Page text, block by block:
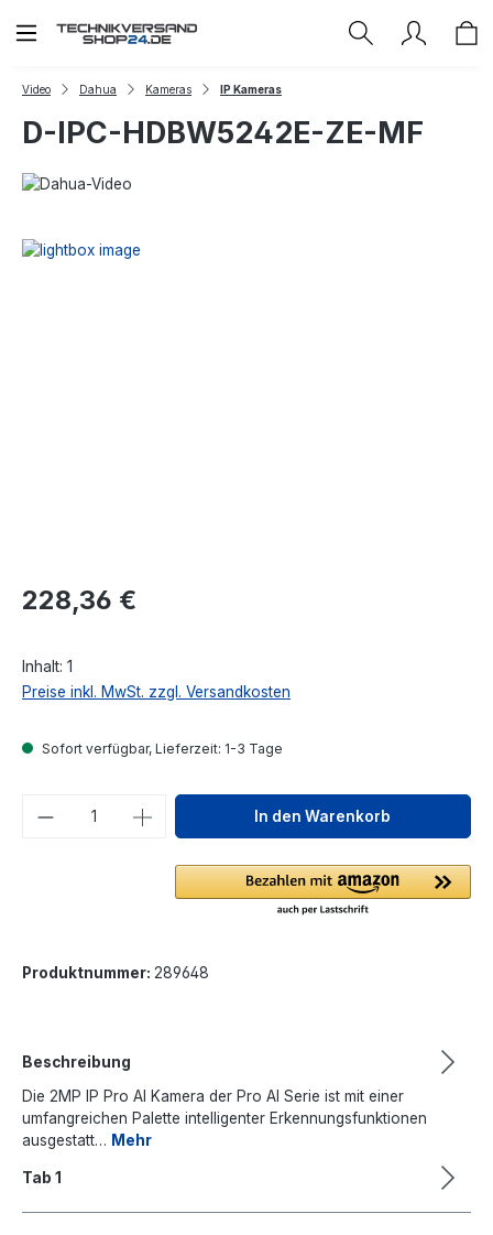
Zum Hauptinhalt springen
Video Dahua Kameras IP Kameras
D-IPC-HDBW5242E-ZE-MF
Regulärer Preis:
228,36 €
Inhalt: 1
Preise inkl. MwSt. zzgl. Versandkosten
Sofort verfügbar, Lieferzeit: 1-3 Tage
Produkt Anzahl: Gib denIn den Warenkorb
Produktnummer: 289648
Beschreibung
Die 2MP IP Pro AI Kamera der Pro AI Serie ist mit einer
umfangreichen Palette intelligenter Erkennungsfunktionen
ausgestatt… Mehr
Tab 1